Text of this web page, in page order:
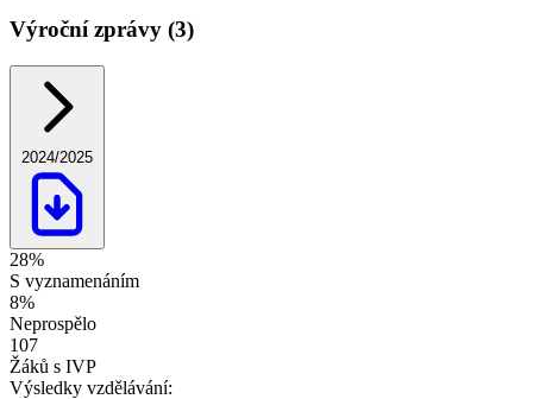
Výroční zprávy (3)
2024/2025
28%
S vyznamenáním
8%
Neprospělo
107
Žáků s IVP
Výsledky vzdělávání: